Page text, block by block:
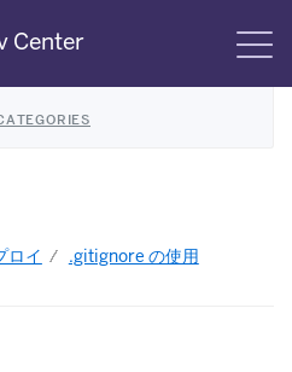
Center
ロイ .gitignore の使用